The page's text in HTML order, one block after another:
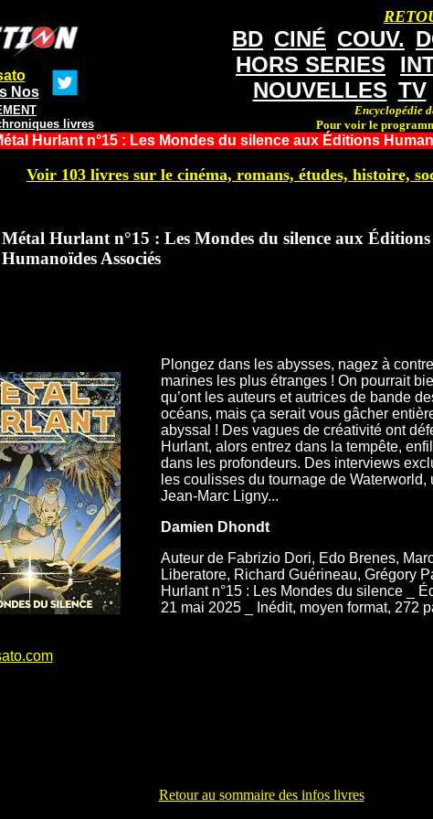
Nos
livres
BD CINÉ COUV.
HORS SERIES
NOUVELLES TV
Encyclopédie
Pour voir le
Hurlant n°15 : Les Mondes du silence aux Éditions
Voir 103 livres sur le cinéma, romans, études, histoire,
Métal Hurlant n°15 : Les Mondes du silence aux Éditions
Humanoïdes Associés
Plongez dans les abysses, nagez à
marines les plus étranges ! On pourrait
qu’ont les auteurs et autrices de bande
océans, mais ça serait vous gâcher
abyssal ! Des vagues de créativité ont
Hurlant, alors entrez dans la tempête,
dans les profondeurs. Des interviews
les coulisses du tournage de
Jean-Marc Ligny...
Damien Dhondt
Auteur de Fabrizio Dori, Edo Brenes,
Liberatore, Richard Guérineau, Grégory
Hurlant n°15 : Les Mondes du silence _
21 mai 2025 _ Inédit, moyen format, 272
Retour au sommaire des infos livres